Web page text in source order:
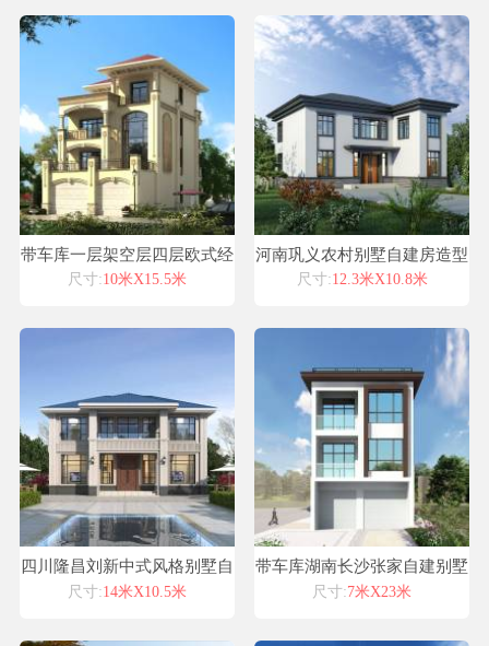
带车库一层架空层四层欧式经
典两开间别墅设计图纸
尺寸:10米X15.5米
河南巩义农村别墅自建房造型
外观风格设计图纸
尺寸:12.3米X10.8米
四川隆昌刘新中式风格别墅自
建房设计图纸喜天下建筑设计
尺寸:14米X10.5米
带车库湖南长沙张家自建别墅
设计图纸案例
尺寸:7米X23米